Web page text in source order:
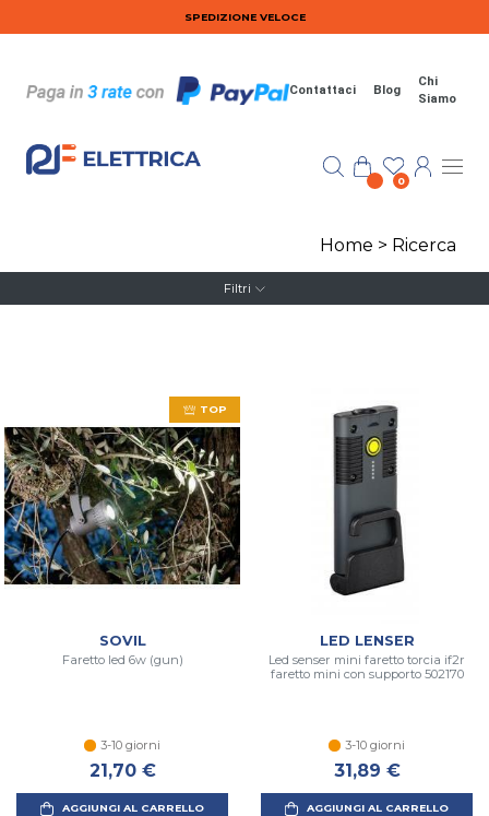
Salta al contenuto principaleSPEDIZIONE VELOCE
Contattaci Blog
Chi
Siamo
0
Home > Ricerca
Filtri
TOP
SOVIL
Faretto led 6w (gun)
3-10 giorni
21,70 €
AGGIUNGI AL CARRELLO
LED LENSER
Led senser mini faretto torcia if2r
faretto mini con supporto 502170
3-10 giorni
31,89 €
AGGIUNGI AL CARRELLO